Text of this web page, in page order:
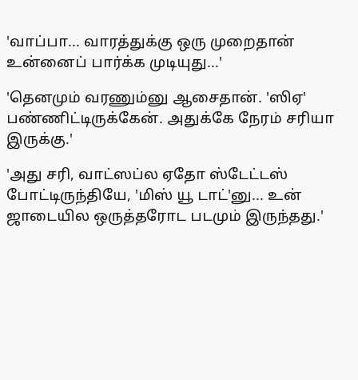
'வாப்பா... வாரத்துக்கு ஒரு முறைதான்
உன்னைப் பார்க்க முடியுது...'
'தெனமும் வரணும்னு ஆசைதான். 'ஸிஏ'
பண்ணிட்டிருக்கேன். அதுக்கே நேரம் சரியா
இருக்கு.'
'அது சரி, வாட்ஸப்ல ஏதோ ஸ்டேட்டஸ்
போட்டிருந்தியே, 'மிஸ் யூ டாட்'னு... உன்
ஜாடையில ஒருத்தரோட படமும் இருந்தது.'